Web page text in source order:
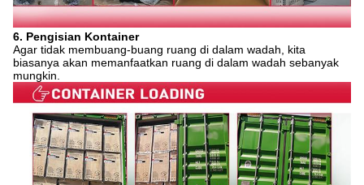
6. Pengisian Kontainer
Agar tidak membuang-buang ruang di dalam wadah, kita
biasanya akan memanfaatkan ruang di dalam wadah sebanyak
mungkin.